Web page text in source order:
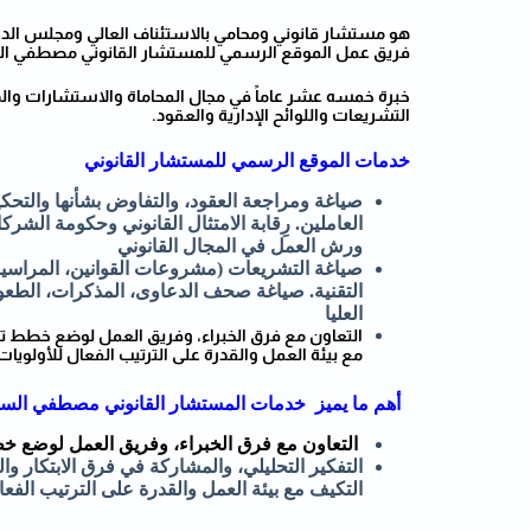
هو مستشار قانوني ومحامي بالاستئناف العالي ومجلس
فريق عمل الموقع الرسمي للمستشار القانوني مصطفي
خبرة خمسه عشر عاماً في مجال المحاماة والاستشارات
التشريعات واللوائح الإدارية والعقود.
خدمات الموقع الرسمي للمستشار القانوني
صياغة ومراجعة العقود، والتفاوض بشأنها
العاملين. رِقابة الامتثال القانوني وحكومة
ورش العمل في المجال القانوني
صياغة التشريعات (مشروعات القوانين،
التقنية. صياغة صحف الدعاوى، المذكرات،
العليا
التعاون مع فرق الخبراء، وفريق العمل لوضع خطط
مع بيئة العمل والقدرة على الترتيب الفعال
أهم ما يميز خدمات المستشار القانوني مصطفي
التعاون مع فرق الخبراء، وفريق العمل لوضع
التفكير التحليلي، والمشاركة في فرق
التكيف مع بيئة العمل والقدرة على الترتيب